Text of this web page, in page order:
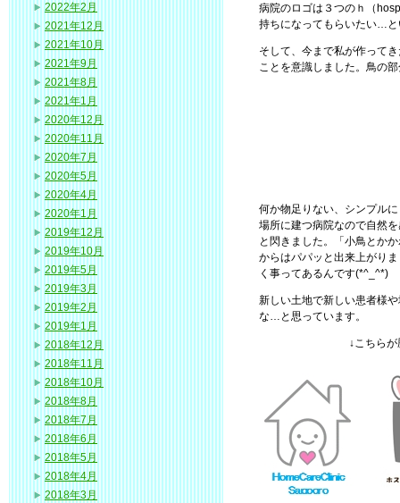
病院のロゴは３つのｈ（
持ちになってもらいたい…と
そして、今まで私が作って
ことを意識しました。鳥の
何か物足りない、シンプル
場所に建つ病院なので自然
と閃きました。「小鳥とか
からはパパッと出来上がり
く事ってあるんです(*^_^*)
新しい土地で新しい患者様
な…と思っています。
↓こちら
2022年2月
2021年12月
2021年10月
2021年9月
2021年8月
2021年1月
2020年12月
2020年11月
2020年7月
2020年5月
2020年4月
2020年1月
2019年12月
2019年10月
2019年5月
2019年3月
2019年2月
2019年1月
2018年12月
2018年11月
2018年10月
2018年8月
2018年7月
2018年6月
2018年5月
2018年4月
2018年3月